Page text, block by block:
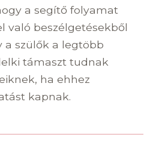
a segítő folyamat
való beszélgetésekből
a szülők a legtöbb
támaszt tudnak
ha ehhez
kapnak.